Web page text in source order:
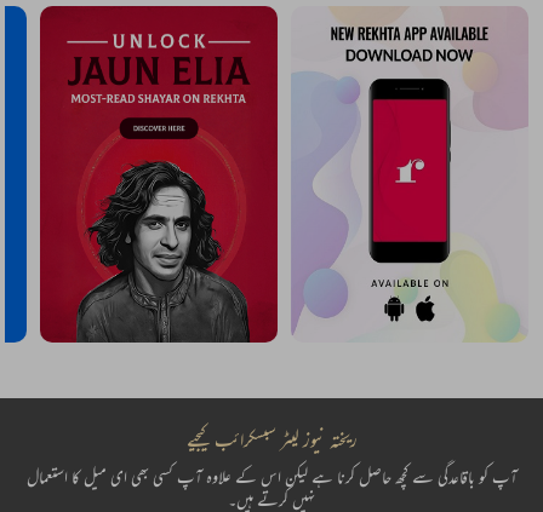
ریختہ نیوز لیٹر سبسکرائب کیجیے
آپ کو باقاعدگی سے کچھ حاصل کرنا ہے لیکن اس کے علاوہ آپ کسی بھی ای میل کا استعمال
نہیں کرتے ہیں۔